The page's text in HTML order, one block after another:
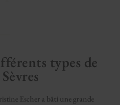
types de
Escher a bâti une grande